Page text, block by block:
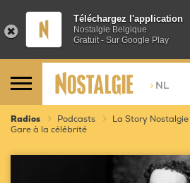
Téléchargez l'application
Nostalgie Belgique
Gratuit - Sur Google Play
> NL
Radios Podcasts La Story Nostalgie
Gare à la célébrité